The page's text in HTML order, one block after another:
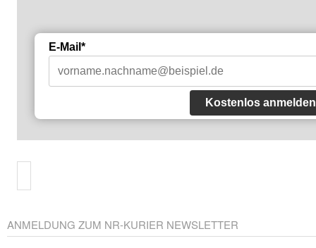
E-Mail*
Kostenlos anmelden
ANMELDUNG ZUM NR-KURIER NEWSLETTER